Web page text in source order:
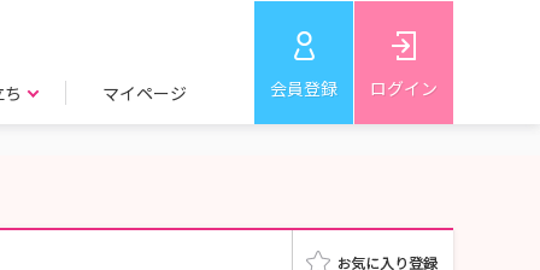
マイページ 会員登録 ログイン